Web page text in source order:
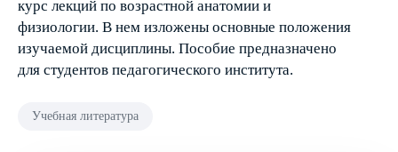
курс лекций по возрастной анатомии и
физиологии. В нем изложены основные положения
изучаемой дисциплины. Пособие предназначено
для студентов педагогического института.
Учебная литература